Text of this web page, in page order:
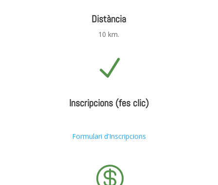
Distància
10 km.
N
Inscripcions (fes clic)
Formulari d’Inscripcions
